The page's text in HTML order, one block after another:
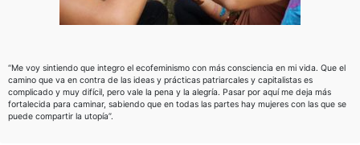
“Me voy sintiendo que integro el ecofeminismo con más consciencia en mi vida. Que el
camino que va en contra de las ideas y prácticas patriarcales y capitalistas es
complicado y muy difícil, pero vale la pena y la alegría. Pasar por aquí me deja más
fortalecida para caminar, sabiendo que en todas las partes hay mujeres con las que se
puede compartir la utopía”.